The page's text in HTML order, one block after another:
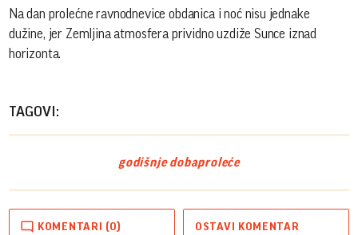
Na dan prolećne ravnodnevice obdanica i noć nisu jednake
dužine, jer Zemljina atmosfera prividno uzdiže Sunce iznad
horizonta.
TAGOVI:
godišnje dobaproleće
KOMENTARI (0) OSTAVI KOMENTAR